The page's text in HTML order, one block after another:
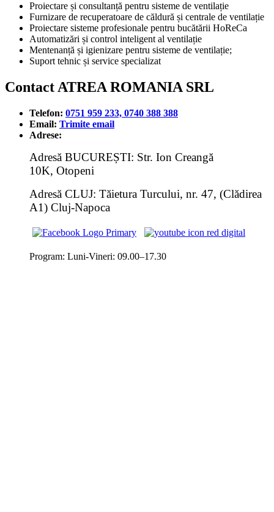
Proiectare și consultanță pentru sisteme de ventilație
Furnizare de recuperatoare de căldură și centrale de ventilație
Proiectare sisteme profesionale pentru bucătării HoReCa
Automatizări și control inteligent al ventilație
Mentenanță și igienizare pentru sisteme de ventilație;
Suport tehnic și service specializat
Contact ATREA ROMANIA SRL
Telefon: 0751 959 233, 0740 388 388
Email: Trimite email
Adrese:
Adresă BUCUREȘTI: Str. Ion Creangă
10K, Otopeni
Adresă CLUJ: Tăietura Turcului, nr. 47, (Clădirea
A1) Cluj-Napoca
Program: Luni-Vineri: 09.00–17.30